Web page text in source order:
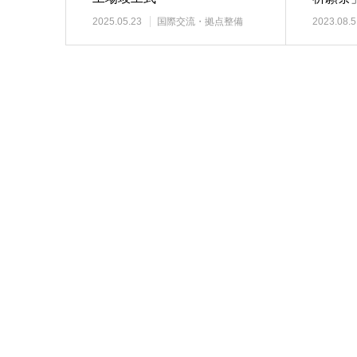
2025.05.23 国際交流・拠点整備 2023.08.5